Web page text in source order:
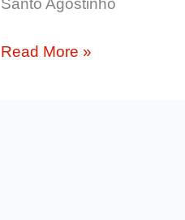
Ensinamento
Read More »